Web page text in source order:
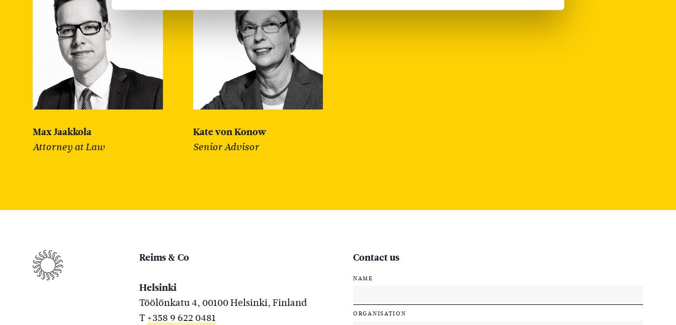
Max Jaakkola
Attorney at Law
Kate von Konow
Senior Advisor
Reims & Co
Helsinki
Töölönkatu 4, 00100 Helsinki, Finland
T+358 9 622 0481
Contact us
NAME
ORGANISATION